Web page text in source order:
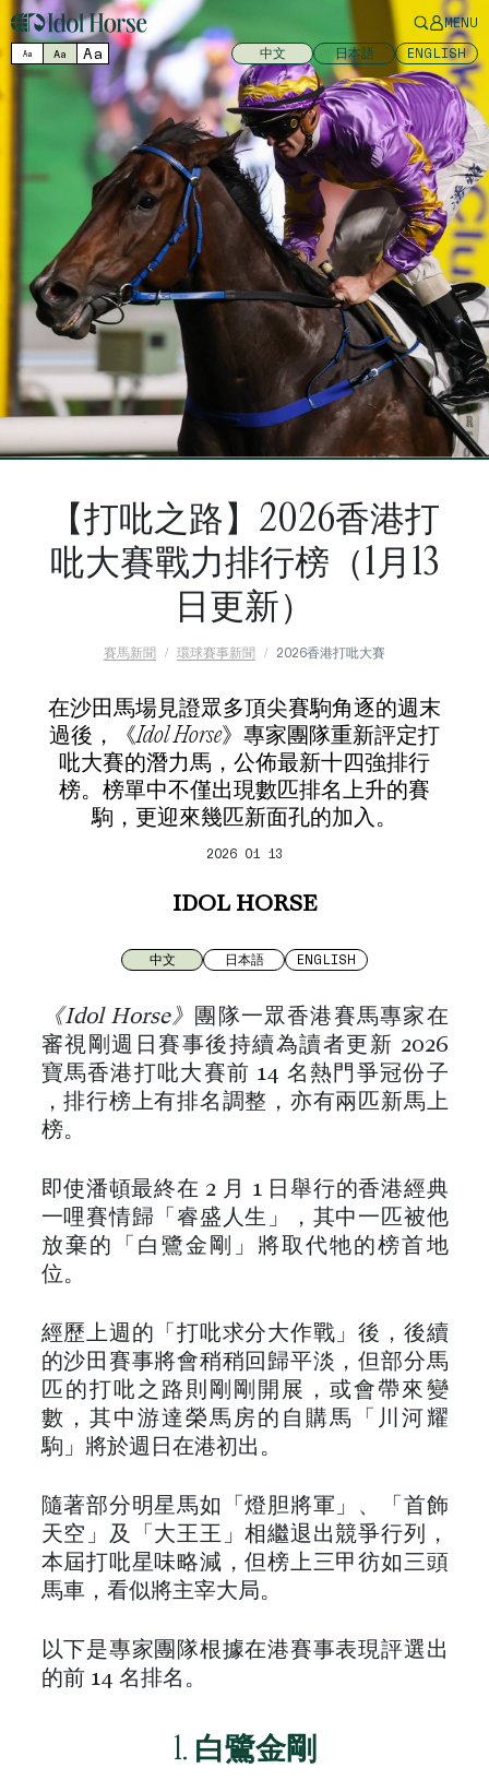
MENU
Aa Aa Aa 中文 日本語 ENGLISH
【打吡之路】2026香港打
吡大賽戰力排行榜（1月13
日更新）
賽馬新聞 環球賽事新聞 2026香港打吡大賽
在沙田馬場見證眾多頂尖賽駒角逐的週末
過後，《Idol Horse》專家團隊重新評定打
吡大賽的潛力馬，公佈最新十四強排行
榜。榜單中不僅出現數匹排名上升的賽
駒，更迎來幾匹新面孔的加入。
2026 01 13
IDOL HORSE
中文 日本語 ENGLISH
《Idol Horse》
團隊一眾香港賽馬專家在
審視剛週日賽事後持續為讀者更新 2026
寶馬香港打吡大賽前 14 名熱門爭冠份子
，排行榜上有排名調整，亦有兩匹新馬上
榜。
即使潘頓最終在 2 月 1 日舉行的香港經典
一哩賽情歸「睿盛人生」，其中一匹被他
放棄的「白鷺金剛」將取代牠的榜首地
位。
經歷上週的「打吡求分大作戰」後，後續
的沙田賽事將會稍稍回歸平淡，但部分馬
匹的打吡之路則剛剛開展，或會帶來變
數，其中游達榮馬房的自購馬「川河耀
駒」將於週日在港初出。
隨著部分明星馬如「燈胆將軍」、「首飾
天空」及「大王王」相繼退出競爭行列，
本屆打吡星味略減，但榜上三甲彷如三頭
馬車，看似將主宰大局。
以下是專家團隊根據在港賽事表現評選出
的前 14 名排名。
1. 白鷺金剛